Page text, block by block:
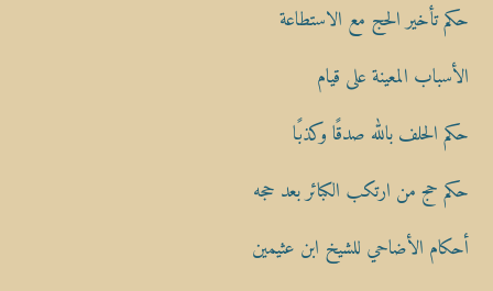
حكم تأخير الحج مع الاستطاعة
الأسباب المعينة على قيام
حكم الحلف بالله صدقًا وكذبًا
حكم حج من ارتكب الكبائر بعد حجه
أحكام الأضاحي للشيخ ابن عثيمين